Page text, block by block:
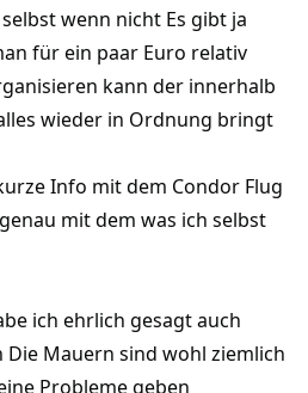
wenn nicht Es gibt ja
für ein paar Euro relativ
kann der innerhalb
wieder in Ordnung bringt
Info mit dem Condor Flug
mit dem was ich selbst
ich ehrlich gesagt auch
Mauern sind wohl ziemlich
Probleme geben